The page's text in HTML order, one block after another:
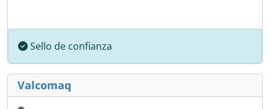
Sello de confianza
Valcomaq